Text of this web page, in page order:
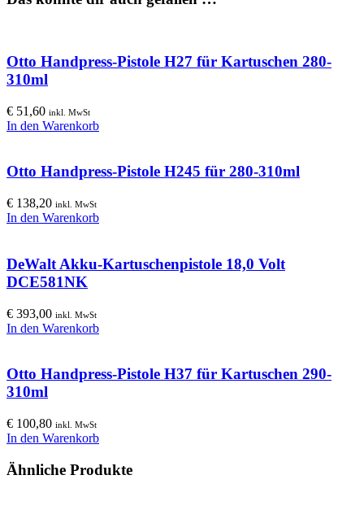
Otto Handpress-Pistole H27 für Kartuschen 280-
310ml
€ 51,60 inkl. MwSt
In den Warenkorb
Otto Handpress-Pistole H245 für 280-310ml
€ 138,20 inkl. MwSt
In den Warenkorb
DeWalt Akku-Kartuschenpistole 18,0 Volt
DCE581NK
€ 393,00 inkl. MwSt
In den Warenkorb
Otto Handpress-Pistole H37 für Kartuschen 290-
310ml
€ 100,80 inkl. MwSt
In den Warenkorb
Ähnliche Produkte